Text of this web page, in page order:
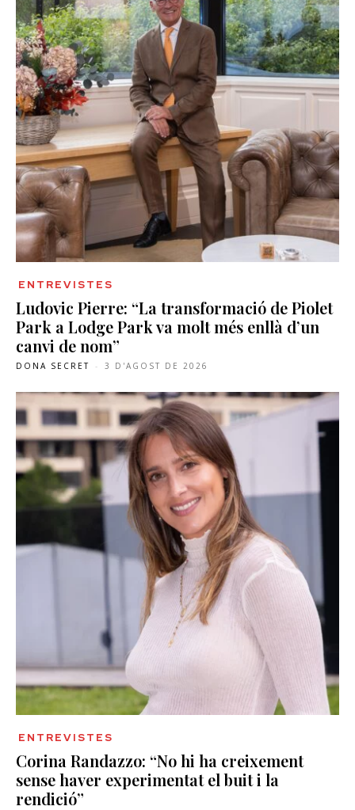
ENTREVISTES
Ludovic Pierre: “La transformació de Piolet
Park a Lodge Park va molt més enllà d’un
canvi de nom”
DONA SECRET - 3 D'AGOST DE 2026
ENTREVISTES
Corina Randazzo: “No hi ha creixement
sense haver experimentat el buit i la
rendició”